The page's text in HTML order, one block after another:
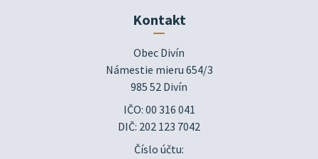
Kontakt
Obec Divín
Námestie mieru 654/3
985 52 Divín
IČO: 00 316 041
DIČ: 202 123 7042
Číslo účtu: